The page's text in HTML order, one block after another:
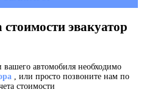
эвакуатор
вашего автомобиля необходимо
, или просто позвоните нам по
стоимости